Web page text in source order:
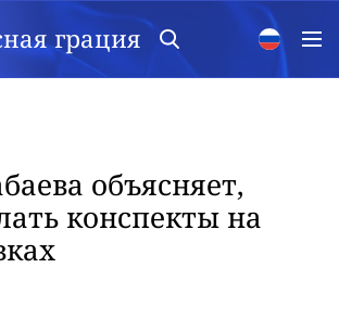
грация
объясняет,
конспекты на